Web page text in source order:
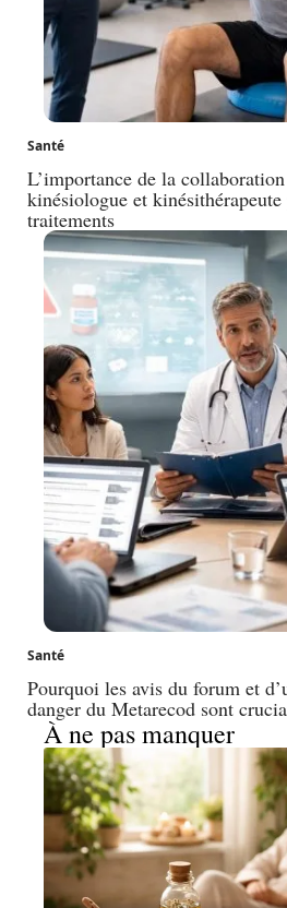
Santé
L’importance de la
kinésiologue et
traitements
Santé
Pourquoi les avis du forum et
danger du Metarecod sont
À ne pas manquer